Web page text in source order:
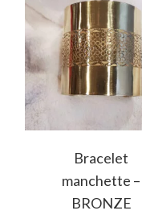
Bracelet
manchette –
BRONZE